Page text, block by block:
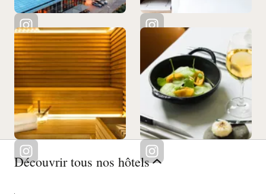
Découvrir tous nos hôtels